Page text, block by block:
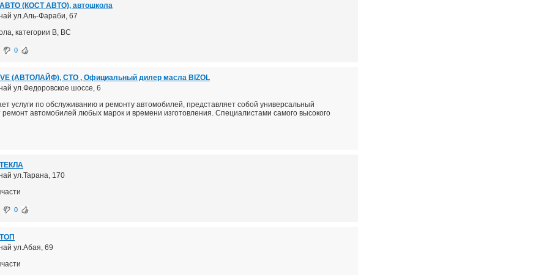
АВТО (КОСТ АВТО), автошкола
ул.Аль-Фараби, 67
категории В, ВС
0
(АВТОЛАЙФ), СТО , Официальный дилер масла BIZOL
ул.Федоровское шоссе, 6
услуги по обслуживанию и ремонту автомобилей, представляет собой универсальный
автомобилей любых марок и времени изготовления. Специалистами самого высокого
ул.Тарана, 170
0
ул.Абая, 69